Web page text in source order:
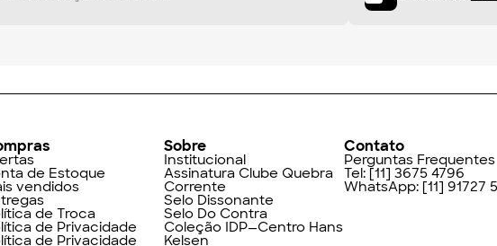
de Estoque
vendidos
de Troca
de Privacidade
de Privacidade
Sobre
Institucional
Assinatura Clube Quebra
Corrente
Selo Dissonante
Selo Do Contra
Coleção IDP—Centro Hans
Kelsen
Contato
Perguntas Frequentes
Tel:[11] 3675 4796
WhatsApp: [11] 91727